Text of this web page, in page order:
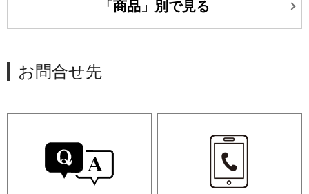
「商品」別で見る
お問合せ先